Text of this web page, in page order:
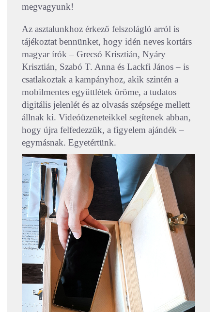
megvagyunk!
Az asztalunkhoz érkező felszolágló arról is
tájékoztat bennünket, hogy idén neves kortárs
magyar írók – Grecsó Krisztián, Nyáry
Krisztián, Szabó T. Anna és Lackfi János – is
csatlakoztak a kampányhoz, akik szintén a
mobilmentes együttlétek öröme, a tudatos
digitális jelenlét és az olvasás szépsége mellett
állnak ki. Videóüzeneteikkel segítenek abban,
hogy újra felfedezzük, a figyelem ajándék –
egymásnak. Egyetértünk.